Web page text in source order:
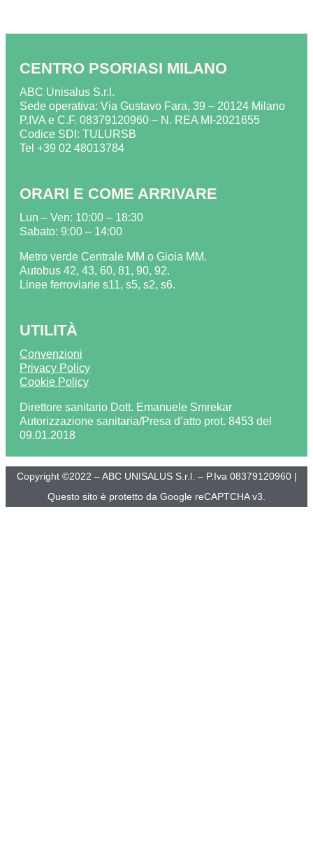
CENTRO PSORIASI MILANO
ABC Unisalus S.r.l.
Sede operativa: Via Gustavo Fara, 39 – 20124 Milano
P.IVA e C.F. 08379120960 – N. REA MI-2021655
Codice SDI: TULURSB
Tel +39 02 48013784
ORARI E COME ARRIVARE
Lun – Ven: 10:00 – 18:30
Sabato: 9:00 – 14:00
Metro verde Centrale MM o Gioia MM.
Autobus 42, 43, 60, 81, 90, 92.
Linee ferroviarie s11, s5, s2, s6.
UTILITÀ
Convenzioni
Privacy Policy
Cookie Policy
Direttore sanitario Dott. Emanuele Smrekar
Autorizzazione sanitaria/Presa d’atto prot. 8453 del
09.01.2018
Copyright ©2022 – ABC UNISALUS S.r.l. – P.Iva 08379120960 |
Questo sito è protetto da Google reCAPTCHA v3.